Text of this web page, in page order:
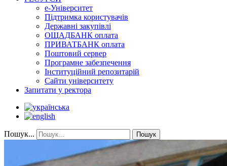
е-Університет
Підтримка користувачів
Державні закупівлі
ОЩАДБАНК оплата
ПРИВАТБАНК оплата
Поштовий сервер
Програмне забезпечення
Інституційний репозитарій
Сайти університету
Запитати у ректора
Пошук... Пошук